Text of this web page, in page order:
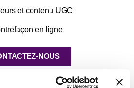
et contenu UGC
en ligne
NOUS